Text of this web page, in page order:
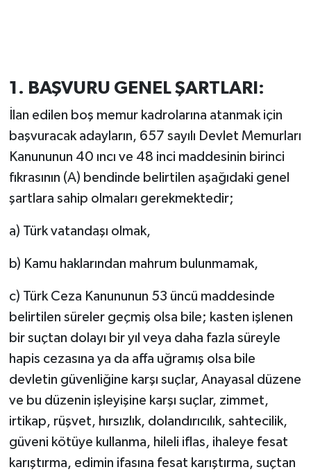
1. BAŞVURU GENEL ŞARTLARI:
İlan edilen boş memur kadrolarına atanmak için
başvuracak adayların, 657 sayılı Devlet Memurları
Kanununun 40 ıncı ve 48 inci maddesinin birinci
fıkrasının (A) bendinde belirtilen aşağıdaki genel
şartlara sahip olmaları gerekmektedir;
a) Türk vatandaşı olmak,
b) Kamu haklarından mahrum bulunmamak,
c) Türk Ceza Kanununun 53 üncü maddesinde
belirtilen süreler geçmiş olsa bile; kasten işlenen
bir suçtan dolayı bir yıl veya daha fazla süreyle
hapis cezasına ya da affa uğramış olsa bile
devletin güvenliğine karşı suçlar, Anayasal düzene
ve bu düzenin işleyişine karşı suçlar, zimmet,
irtikap, rüşvet, hırsızlık, dolandırıcılık, sahtecilik,
güveni kötüye kullanma, hileli iflas, ihaleye fesat
karıştırma, edimin ifasına fesat karıştırma, suçtan